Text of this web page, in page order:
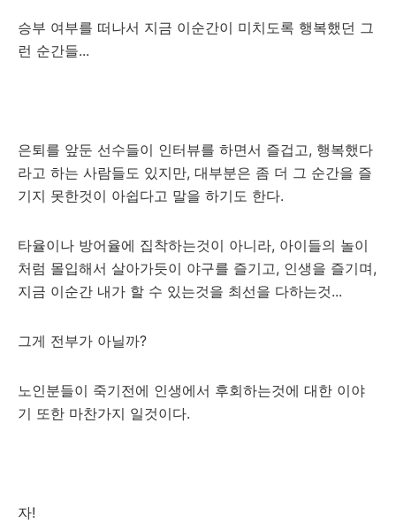
승부 여부를 떠나서 지금 이순간이 미치도록 행복했던 그
런 순간들...
은퇴를 앞둔 선수들이 인터뷰를 하면서 즐겁고, 행복했다
라고 하는 사람들도 있지만, 대부분은 좀 더 그 순간을 즐
기지 못한것이 아쉽다고 말을 하기도 한다.
타율이나 방어율에 집착하는것이 아니라, 아이들의 놀이
처럼 몰입해서 살아가듯이 야구를 즐기고, 인생을 즐기며,
지금 이순간 내가 할 수 있는것을 최선을 다하는것...
그게 전부가 아닐까?
노인분들이 죽기전에 인생에서 후회하는것에 대한 이야
기 또한 마찬가지 일것이다.
자!